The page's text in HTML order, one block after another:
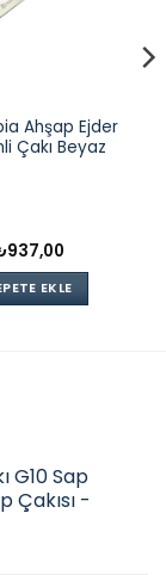
Ahşap Ejder
Çakı Beyaz
937,00
EKLE
G10 Sap
Çakısı -